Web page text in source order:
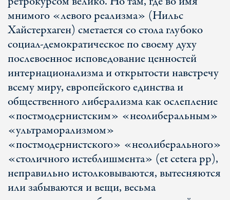
мнимого «левого реализма» (Нильс
Хайстерхаген) сметается со стола глубоко
социал-демократическое по своему духу
послевоенное исповедование ценностей
интернационализма и открытости навстречу
всему миру, европейского единства и
общественного либерализма как ослепление
«постмодернистским» «неолиберальным»
«ультраморализмом»
«постмодернистского» «неолиберального»
«столичного истеблишмента» (et cetera pp),
неправильно истолковываются, вытесняются
или забываются и вещи, весьма